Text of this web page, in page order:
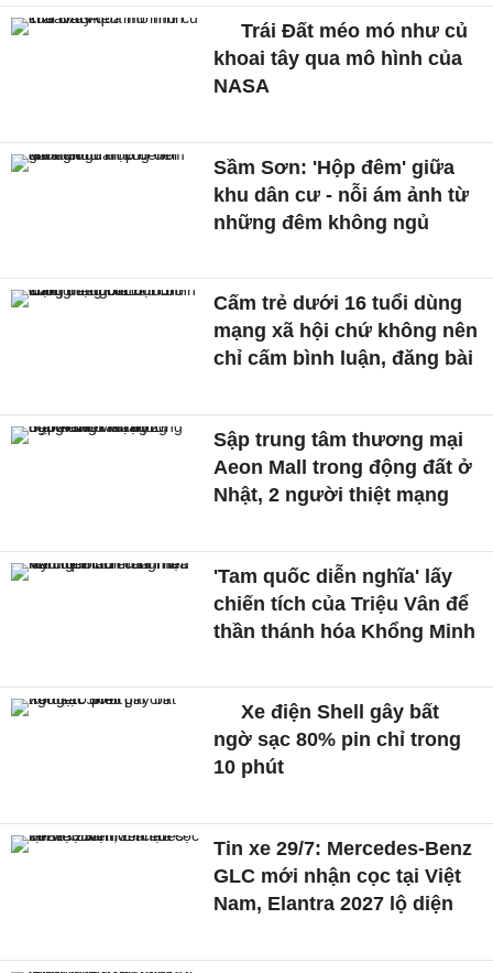
Trái Đất méo mó như củ
khoai tây qua mô hình của
NASA
Sầm Sơn: 'Hộp đêm' giữa
khu dân cư - nỗi ám ảnh từ
những đêm không ngủ
Cấm trẻ dưới 16 tuổi dùng
mạng xã hội chứ không nên
chỉ cấm bình luận, đăng bài
Sập trung tâm thương mại
Aeon Mall trong động đất ở
Nhật, 2 người thiệt mạng
'Tam quốc diễn nghĩa' lấy
chiến tích của Triệu Vân để
thần thánh hóa Khổng Minh
Xe điện Shell gây bất
ngờ sạc 80% pin chỉ trong
10 phút
Tin xe 29/7: Mercedes-Benz
GLC mới nhận cọc tại Việt
Nam, Elantra 2027 lộ diện